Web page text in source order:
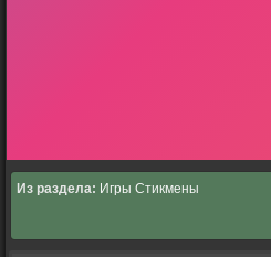
Из раздела: Игры Стикмены